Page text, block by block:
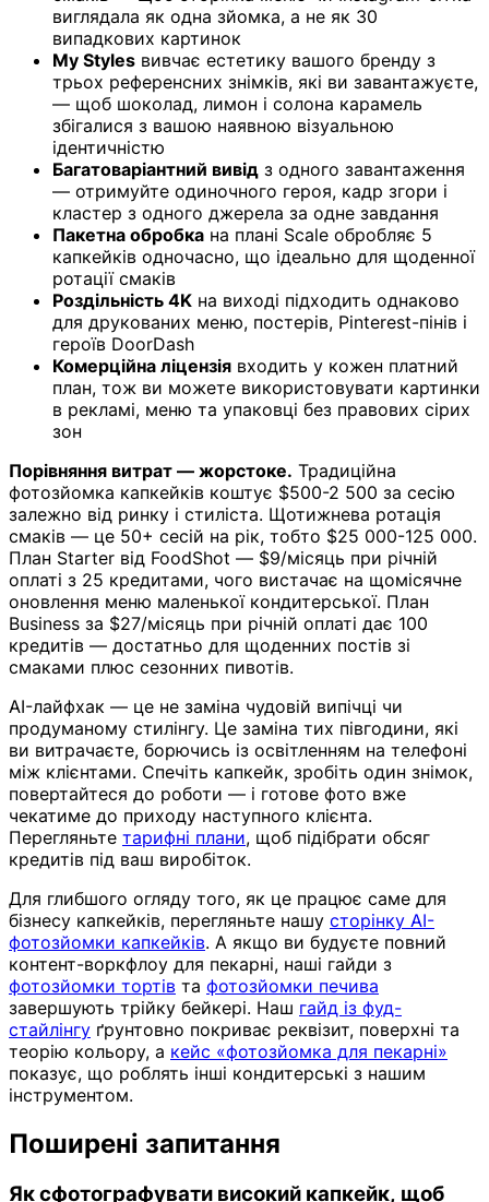
виглядала як одна зйомка, а не як 30
випадкових картинок
My Styles вивчає естетику вашого бренду з
трьох референсних знімків, які ви завантажуєте,
— щоб шоколад, лимон і солона карамель
збігалися з вашою наявною візуальною
ідентичністю
Багатоваріантний вивід з одного завантаження
— отримуйте одиночного героя, кадр згори і
кластер з одного джерела за одне завдання
Пакетна обробка на плані Scale обробляє 5
капкейків одночасно, що ідеально для щоденної
ротації смаків
Роздільність 4K на виході підходить однаково
для друкованих меню, постерів, Pinterest-пінів і
героїв DoorDash
Комерційна ліцензія входить у кожен платний
план, тож ви можете використовувати картинки
в рекламі, меню та упаковці без правових сірих
зон
Порівняння витрат — жорстоке. Традиційна
фотозйомка капкейків коштує $500-2 500 за сесію
залежно від ринку і стиліста. Щотижнева ротація
смаків — це 50+ сесій на рік, тобто $25 000-125 000.
План Starter від FoodShot — $9/місяць при річній
оплаті з 25 кредитами, чого вистачає на щомісячне
оновлення меню маленької кондитерської. План
Business за $27/місяць при річній оплаті дає 100
кредитів — достатньо для щоденних постів зі
смаками плюс сезонних пивотів.
AI-лайфхак — це не заміна чудовій випічці чи
продуманому стилінгу. Це заміна тих півгодини, які
ви витрачаєте, борючись із освітленням на телефоні
між клієнтами. Спечіть капкейк, зробіть один знімок,
повертайтеся до роботи — і готове фото вже
чекатиме до приходу наступного клієнта.
Перегляньте тарифні плани, щоб підібрати обсяг
кредитів під ваш виробіток.
Для глибшого огляду того, як це працює саме для
бізнесу капкейків, перегляньте нашу сторінку AI-
фотозйомки капкейків. А якщо ви будуєте повний
контент-воркфлоу для пекарні, наші гайди з
фотозйомки тортів та фотозйомки печива
завершують трійку бейкері. Наш гайд із фуд-
стайлінгу ґрунтовно покриває реквізит, поверхні та
теорію кольору, а кейс «фотозйомка для пекарні»
показує, що роблять інші кондитерські з нашим
інструментом.
Поширені запитання
Як сфотографувати високий капкейк, щоб